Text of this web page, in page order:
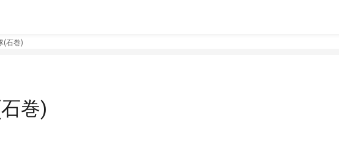
(石巻)
巻)